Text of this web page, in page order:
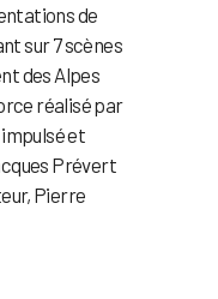
de
sur 7 scènes
des Alpes
réalisé par
et
Prévert
Pierre